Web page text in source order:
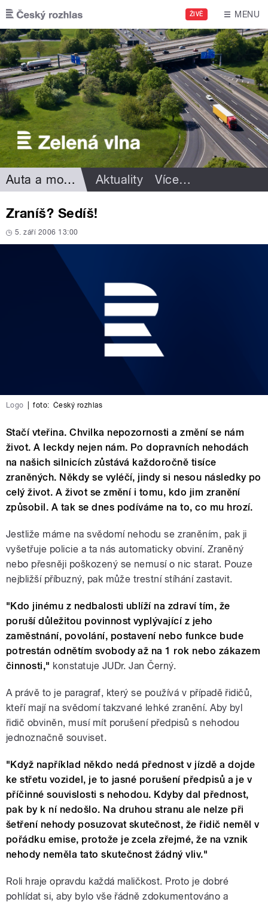
Přejít k hlavnímu obsahu
ŽIVĚ MENU
Auta a motorismus Aktuality Více…
Zraníš? Sedíš!
5. září 2006 13:00
Logo foto: Český rozhlas
Stačí vteřina. Chvilka nepozornosti a změní se nám
život. A leckdy nejen nám. Po dopravních nehodách
na našich silnicích zůstává každoročně tisíce
zraněných. Někdy se vyléčí, jindy si nesou následky po
celý život. A život se změní i tomu, kdo jim zranění
způsobil. A tak se dnes podíváme na to, co mu hrozí.
Jestliže máme na svědomí nehodu se zraněním, pak ji
vyšetřuje policie a ta nás automaticky obviní. Zraněný
nebo přesněji poškozený se nemusí o nic starat. Pouze
nejbližší příbuzný, pak může trestní stíhání zastavit.
"Kdo jinému z nedbalosti ublíží na zdraví tím, že
poruší důležitou povinnost vyplývající z jeho
zaměstnání, povolání, postavení nebo funkce bude
potrestán odnětím svobody až na 1 rok nebo zákazem
činnosti," konstatuje JUDr. Jan Černý.
A právě to je paragraf, který se používá v případě řidičů,
kteří mají na svědomí takzvané lehké zranění. Aby byl
řidič obviněn, musí mít porušení předpisů s nehodou
jednoznačně souviset.
"Když například někdo nedá přednost v jízdě a dojde
ke střetu vozidel, je to jasné porušení předpisů a je v
příčinné souvislosti s nehodou. Kdyby dal přednost,
pak by k ní nedošlo. Na druhou stranu ale nelze při
šetření nehody posuzovat skutečnost, že řidič neměl v
pořádku emise, protože je zcela zřejmé, že na vznik
nehody neměla tato skutečnost žádný vliv."
Roli hraje opravdu každá maličkost. Proto je dobré
pohlídat si, aby bylo vše řádně zdokumentováno a